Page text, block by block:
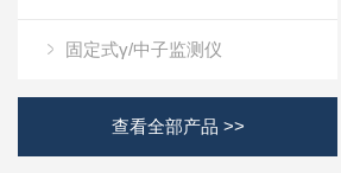
固定式γ/中子监测仪
查看全部产品 >>